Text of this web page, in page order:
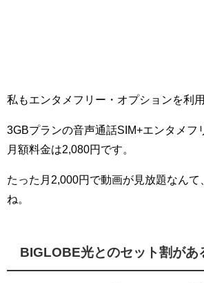
私もエンタメフリー・オプションを利
3GBプランの音声通話SIM+エンタメフ
月額料金は2,080円です。
たった月2,000円で動画が見放題なんて
ね。
BIGLOBE光とのセット割があ